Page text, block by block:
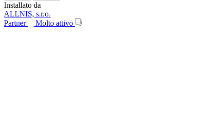
Installato da
ALLNIS, s.r.o.
Partner
Molto attivo